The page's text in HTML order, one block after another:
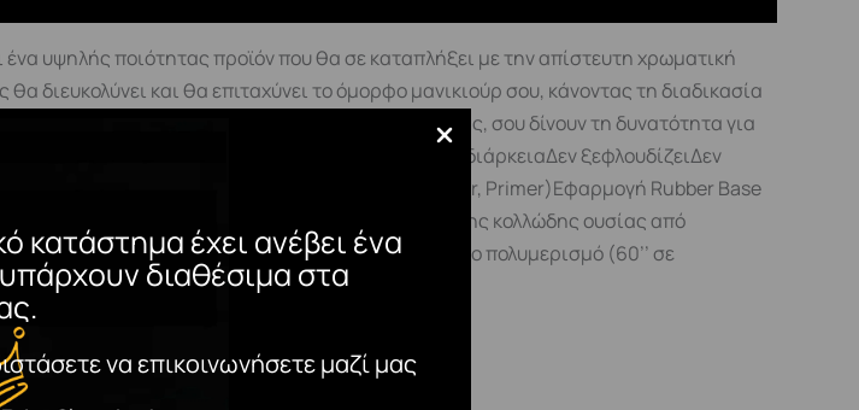
κατάστημα έχει ανέβει ένα
διαθέσιμα στα
να επικοινωνήσετε μαζί μας
ένα υψηλής ποιότητας προϊόν που θα σε καταπλήξει με την απίστευτη χρωματική
διευκολύνει και θα επιταχύνει το όμορφο μανικιούρ σου, κάνοντας τη διαδικασία
των χρωμάτων με τα υπεργυαλιστερα Top μας, σου δίνουν τη δυνατότητα για
ομοιόμορφαΜεγάλη αντοχή και διάρκειαΔεν ξεφλουδίζειΔεν
πλάκας του νυχιού Primer(Cleaner, Optimizer, Primer)Εφαρμογή Rubber Base
του νυχιούΣΗΜΑΝΤΙΚΟ! Συνίσταται αφαίρεση της κολλώδης ουσίας από
2 λεπτές στρώσεις του Polish Gel, με ενδιάμεσο πολυμερισμό (60’’ σε
αυξάνουμε τον πολυμερισμό μέχρι και 120’’.